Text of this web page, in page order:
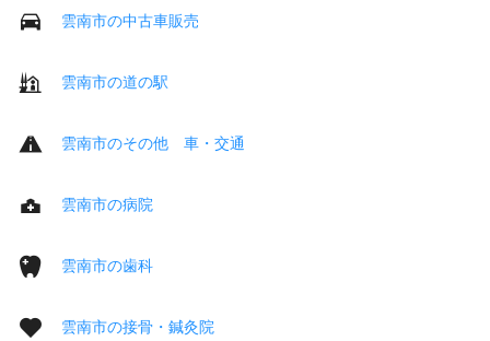
雲南市の中古車販売
雲南市の道の駅
雲南市のその他 車・交通
雲南市の病院
雲南市の歯科
雲南市の接骨・鍼灸院